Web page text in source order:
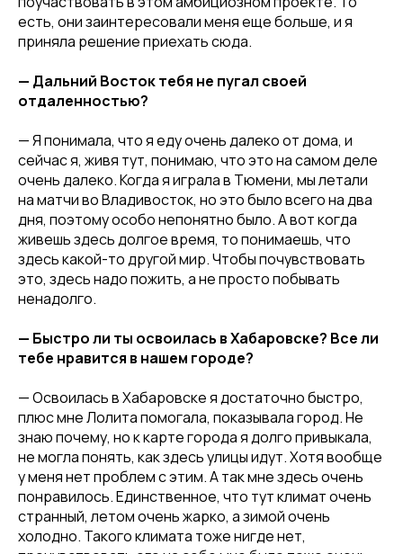
есть, они заинтересовали меня еще больше, и я
приняла решение приехать сюда.
— Дальний Восток тебя не пугал своей
отдаленностью?
— Я понимала, что я еду очень далеко от дома, и
сейчас я, живя тут, понимаю, что это на самом деле
очень далеко. Когда я играла в Тюмени, мы летали
на матчи во Владивосток, но это было всего на два
дня, поэтому особо непонятно было. А вот когда
живешь здесь долгое время, то понимаешь, что
здесь какой-то другой мир. Чтобы почувствовать
это, здесь надо пожить, а не просто побывать
ненадолго.
— Быстро ли ты освоилась в Хабаровске? Все ли
тебе нравится в нашем городе?
— Освоилась в Хабаровске я достаточно быстро,
плюс мне Лолита помогала, показывала город. Не
знаю почему, но к карте города я долго привыкала,
не могла понять, как здесь улицы идут. Хотя вообще
у меня нет проблем с этим. А так мне здесь очень
понравилось. Единственное, что тут климат очень
странный, летом очень жарко, а зимой очень
холодно. Такого климата тоже нигде нет,